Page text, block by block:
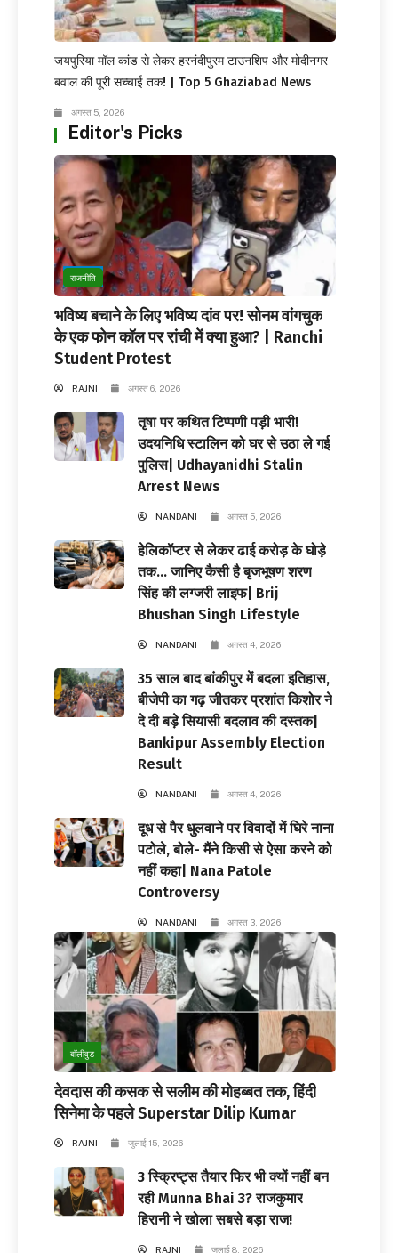
जयपुरिया मॉल कांड से लेकर हरनंदीपुरम टाउनशिप और मोदीनगर
बवाल की पूरी सच्चाई तक! | Top 5 Ghaziabad News
अगस्त 5, 2026
Editor's Picks
राजनीति
भविष्य बचाने के लिए भविष्य दांव पर! सोनम वांगचुक
के एक फोन कॉल पर रांची में क्या हुआ? | Ranchi
Student Protest
RAJNI अगस्त 6, 2026
तृषा पर कथित टिप्पणी पड़ी भारी!
उदयनिधि स्टालिन को घर से उठा ले गई
पुलिस| Udhayanidhi Stalin
Arrest News
NANDANI अगस्त 5, 2026
हेलिकॉप्टर से लेकर ढाई करोड़ के घोड़े
तक… जानिए कैसी है बृजभूषण शरण
सिंह की लग्जरी लाइफ| Brij
Bhushan Singh Lifestyle
NANDANI अगस्त 4, 2026
35 साल बाद बांकीपुर में बदला इतिहास,
बीजेपी का गढ़ जीतकर प्रशांत किशोर ने
दे दी बड़े सियासी बदलाव की दस्तक|
Bankipur Assembly Election
Result
NANDANI अगस्त 4, 2026
दूध से पैर धुलवाने पर विवादों में घिरे नाना
पटोले, बोले- मैंने किसी से ऐसा करने को
नहीं कहा| Nana Patole
Controversy
NANDANI अगस्त 3, 2026
बॉलीवुड
देवदास की कसक से सलीम की मोहब्बत तक, हिंदी
सिनेमा के पहले Superstar Dilip Kumar
RAJNI जुलाई 15, 2026
3 स्क्रिप्ट्स तैयार फिर भी क्यों नहीं बन
रही Munna Bhai 3? राजकुमार
हिरानी ने खोला सबसे बड़ा राज!
RAJNI जुलाई 8, 2026